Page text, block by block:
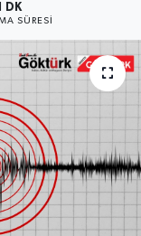
DK
SÜRESI